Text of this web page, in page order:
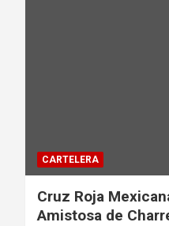
CARTELERA
Cruz Roja
Amistosa de